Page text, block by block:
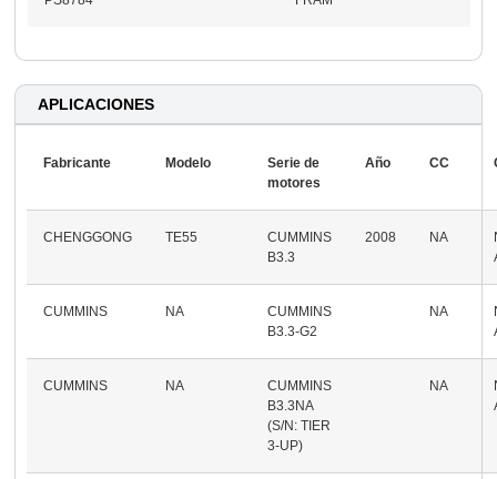
APLICACIONES
Fabricante Modelo
Serie de
motores
Año CC
CHENGGONG TE55
CUMMINS
B3.3
2008 NA
CUMMINS NA
CUMMINS
B3.3-G2
NA
CUMMINS NA
CUMMINS
B3.3NA
(S/N: TIER
3-UP)
NA